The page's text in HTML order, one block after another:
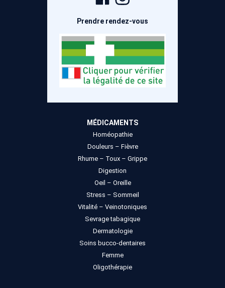
Facebook
Prendre rendez-vous
MÉDICAMENTS
Homéopathie
Douleurs – Fièvre
Rhume – Toux – Grippe
Digestion
Oeil – Oreille
Stress – Sommeil
Vitalité – Veinotoniques
Sevrage tabagique
Dermatologie
Soins bucco-dentaires
Femme
Oligothérapie